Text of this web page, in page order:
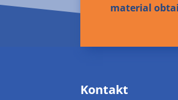
material
Kontakt